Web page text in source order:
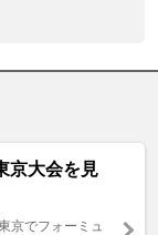
京大会を見
京でフォーミュ